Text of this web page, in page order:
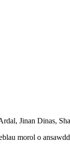
Jinan Dinas,
morol o